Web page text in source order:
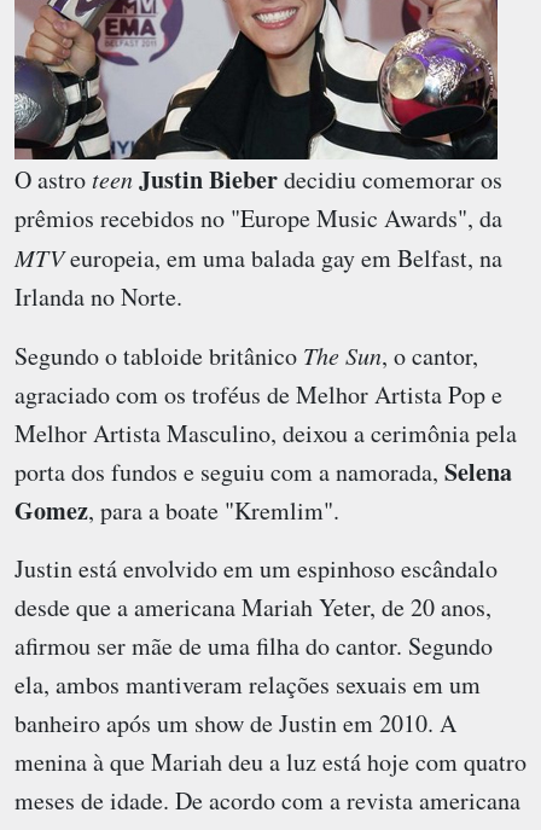
O astroteenJustin Bieberdecidiu comemorar os
prêmios recebidos no "Europe Music Awards", da
MTVeuropeia, em uma balada gay em Belfast, na
Irlanda no Norte.
Segundo o tabloide britânico The Sun, o cantor,
agraciado com os troféus de Melhor Artista Pop e
Melhor Artista Masculino, deixou a cerimônia pela
porta dos fundos e seguiu com a namorada, Selena
Gomez, para a boate "Kremlim".
Justin está envolvido em um espinhoso escândalo
desde que a americana Mariah Yeter, de 20 anos,
afirmou ser mãe de uma filha do cantor. Segundo
ela, ambos mantiveram relações sexuais em um
banheiro após um show de Justin em 2010. A
menina à que Mariah deu a luz está hoje com quatro
meses de idade. De acordo com a revista americana